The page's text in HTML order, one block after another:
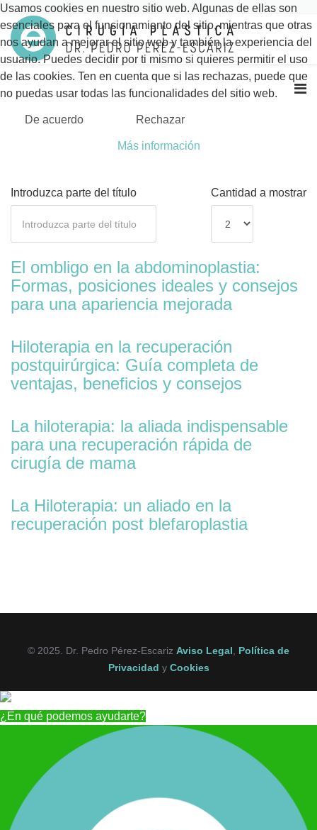
Introduzca parte del título Cantidad a mostrar
El ombligo en la abdominoplastia:
Formas, posiciones ideales y consejos
para una apariencia mejorada
Hiloterapia en la recuperación
postquirúrgica: Guía completa de
ventajas, beneficios y consejos
La hiloterapia: la aliada indispensable
para una recuperación rápida de
cirugía de mama
La Hiloterapia: un aliado en la
recuperación post blefaroplastia
© 2025. Dr. Pedro Pérez-Escariz Aviso Legal
Política de
Privacidad y Cookies
¿En qué podemos ayudarte?
Usamos cookies en nuestro sitio web. Algunas de ellas son
esenciales para el funcionamiento del sitio, mientras que otras
nos ayudan a mejorar el sitio web y también la experiencia del
usuario. Puedes decidir por ti mismo si quieres permitir el uso
de las cookies. Ten en cuenta que si las rechazas, puede que
no puedas usar todas las funcionalidades del sitio web.
De acuerdo Rechazar
Más información